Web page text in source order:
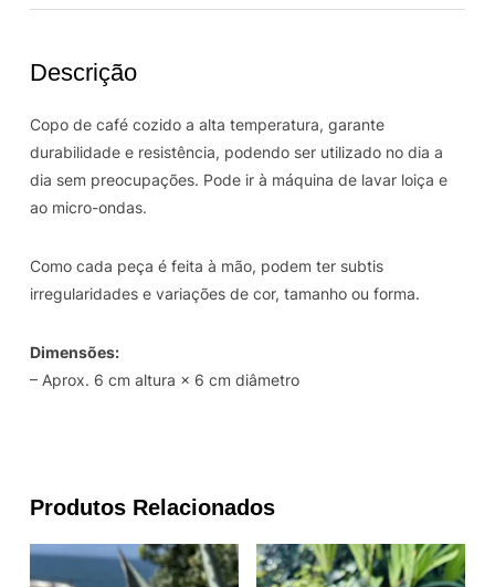
Descrição
Copo de café cozido a alta temperatura, garante
durabilidade e resistência, podendo ser utilizado no dia a
dia sem preocupações. Pode ir à máquina de lavar loiça e
ao micro-ondas.
Como cada peça é feita à mão, podem ter subtis
irregularidades e variações de cor, tamanho ou forma.
Dimensões:
– Aprox. 6 cm altura × 6 cm diâmetro
Produtos Relacionados